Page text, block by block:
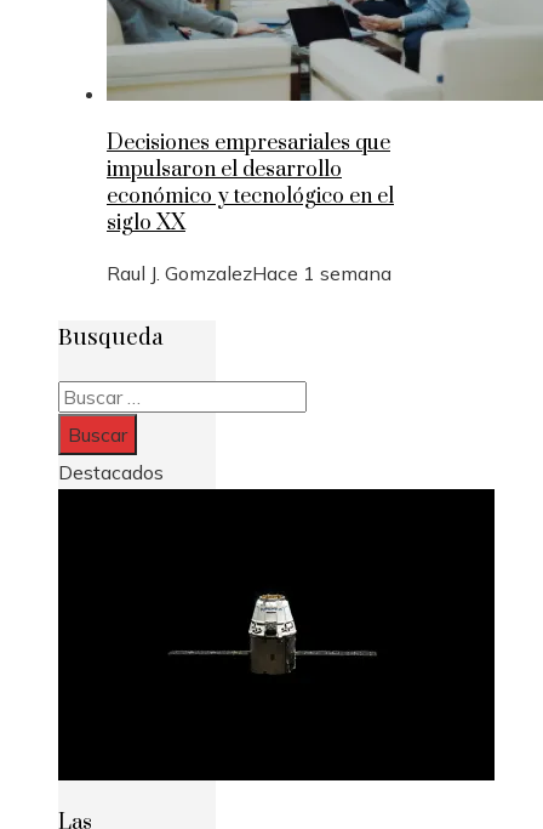
Decisiones empresariales que
impulsaron el desarrollo
económico y tecnológico en el
siglo XX
Raul J. GomzalezHace 1 semana
Busqueda
Buscar:
Destacados
Las